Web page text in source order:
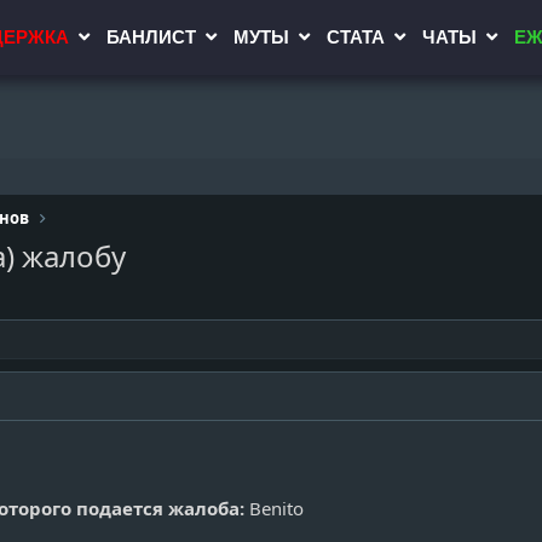
БАНЛИСТ МУТЫ СТАТА ЧАТЫ
жалобу
подается жалоба: Benito